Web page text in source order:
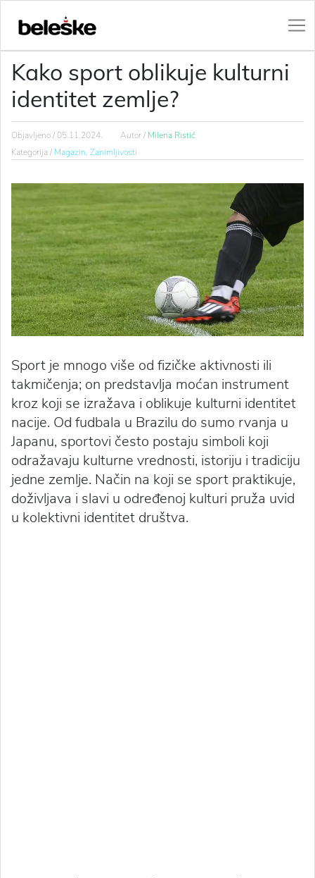
Kako sport oblikuje kulturni
identitet zemlje?
Objavljeno /05.11.2024. Autor / Milena Ristić
Kategorija / Magazin, Zanimljivosti
Sport je mnogo više od fizičke aktivnosti ili
takmičenja; on predstavlja moćan instrument
kroz koji se izražava i oblikuje kulturni identitet
nacije. Od fudbala u Brazilu do sumo rvanja u
Japanu, sportovi često postaju simboli koji
odražavaju kulturne vrednosti, istoriju i tradiciju
jedne zemlje. Način na koji se sport praktikuje,
doživljava i slavi u određenoj kulturi pruža uvid
u kolektivni identitet društva.